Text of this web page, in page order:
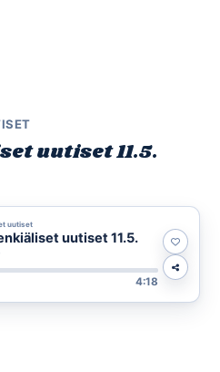
uutiset 11.5.
uutiset
uutiset 11.5.
4:18